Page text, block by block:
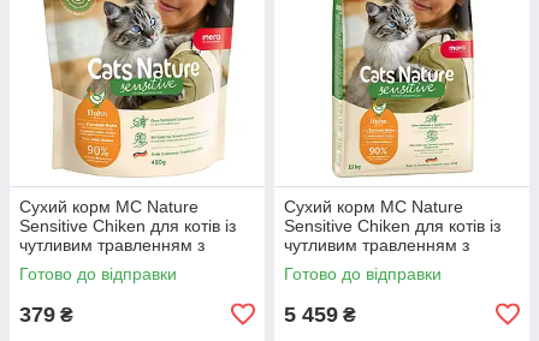
Сухий корм MC Nature
Sensitive Chiken для котів із
чутливим травленням з
куркою, 400 г (*)
Готово до відправки
379 ₴
Сухий корм MC Nature
Sensitive Chiken для котів із
чутливим травленням з
куркою, 10 кг (*)
Готово до відправки
5 459 ₴